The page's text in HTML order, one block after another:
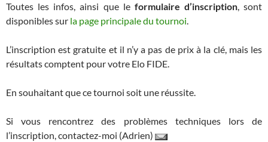
Toutes les infos, ainsi que le formulaire d’inscription, sont
disponibles sur la page principale du tournoi.
L’inscription est gratuite et il n’y a pas de prix à la clé, mais les
résultats comptent pour votre Elo FIDE.
En souhaitant que ce tournoi soit une réussite.
Si vous rencontrez des problèmes techniques lors de
l’inscription, contactez-moi (Adrien)